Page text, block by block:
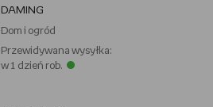
DAMING
Dom i ogród
Przewidywana wysyłka:
w 1 dzień rob.